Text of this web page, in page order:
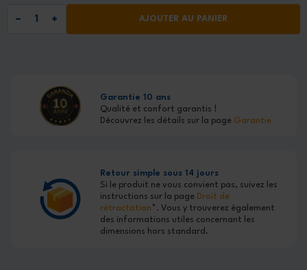
AJOUTER AU PANIER
Garantie 10 ans
Qualité et confort garantis !
Découvrez les détails sur la page Garantie
Retour simple sous 14 jours
Si le produit ne vous convient pas, suivez les
instructions sur la page Droit de
rétractation *. Vous y trouverez également
des informations utiles concernant les
dimensions hors standard.